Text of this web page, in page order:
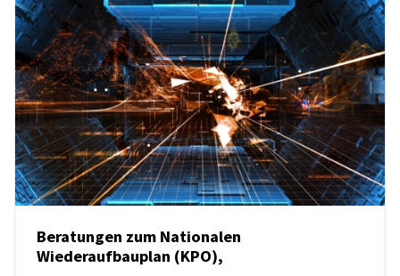
Beratungen zum Nationalen
Wiederaufbauplan (KPO),